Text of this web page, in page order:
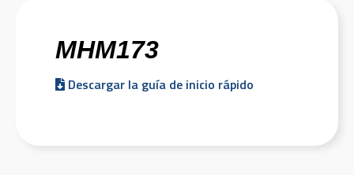
MHM173
Descargar la guía de inicio rápido